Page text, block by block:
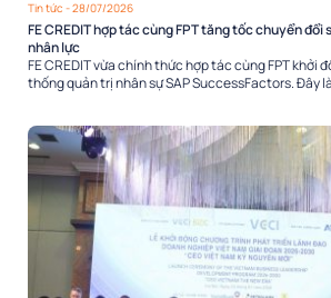
Tin tức - 28/07/2026
FE CREDIT hợp tác cùng FPT tăng tốc chuyển
nhân lực
FE CREDIT vừa chính thức hợp tác cùng FPT khởi
thống quản trị nhân sự SAP SuccessFactors. Đây